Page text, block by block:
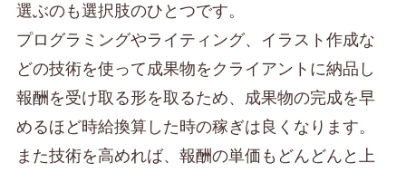
選ぶのも選択肢のひとつです。
プログラミングやライティング、イラスト作成な
どの技術を使って成果物をクライアントに納品し
報酬を受け取る形を取るため、成果物の完成を早
めるほど時給換算した時の稼ぎは良くなります。
また技術を高めれば、報酬の単価もどんどんと上